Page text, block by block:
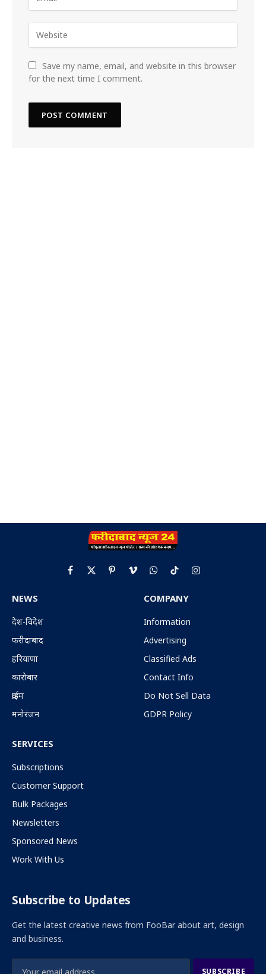
Save my name, email, and website in this browser
for the next time I comment.
Facebook
X
PinterestVimeoWhatsApp
TikTokInstagram
NEWS
देश-विदेश
फरीदाबाद
हरियाणा
कारोबार
क्राईम
मनोरंजन
COMPANY
Information
Advertising
Classified Ads
Contact Info
Do Not Sell Data
GDPR Policy
SERVICES
Subscriptions
Customer Support
Bulk Packages
Newsletters
Sponsored News
Work With Us
Subscribe to Updates
Get the latest creative news from FooBar about art, design
and business.